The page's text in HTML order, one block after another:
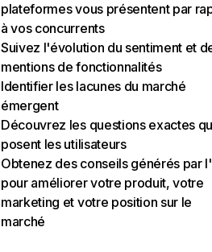
plateformes vous présentent par
à vos concurrents
Suivez l'évolution du sentiment et
mentions de fonctionnalités
Identifier les lacunes du marché
émergent
Découvrez les questions exactes
posent les utilisateurs
Obtenez des conseils générés par
pour améliorer votre produit, votre
marketing et votre position sur le
marché